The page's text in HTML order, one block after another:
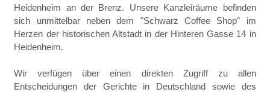
Heidenheim an der Brenz. Unsere Kanzleiräume befinden
sich unmittelbar neben dem "Schwarz Coffee Shop" im
Herzen der historischen Altstadt in der Hinteren Gasse 14 in
Heidenheim.
Wir verfügen über einen direkten Zugriff zu allen
Entscheidungen der Gerichte in Deutschland sowie des